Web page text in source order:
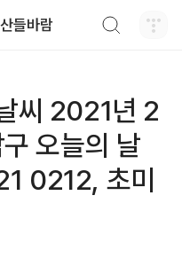
들바람
씨 2021년 2
오늘의 날
0212, 초미